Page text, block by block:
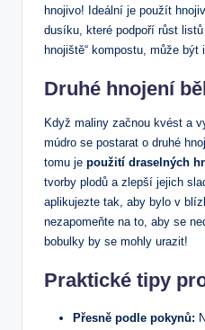
hnojivo! Ideální je použít
dusíku, které podpoří růst
hnojiště“ kompostu, může
Druhé hnojení
Když maliny začnou kvést a
múdro se postarat o druhé
tomu je použití draselných
tvorby plodů a zlepší jejich
aplikujezte tak, aby bylo v
nezapomeňte na to, aby se
bobulky by se mohly urazit!
Praktické tipy
Přesně podle pokynů: